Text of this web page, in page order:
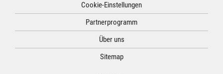
Cookie-Einstellungen
Partnerprogramm
Über uns
Sitemap